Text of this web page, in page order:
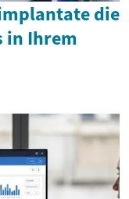
die
in Ihrem